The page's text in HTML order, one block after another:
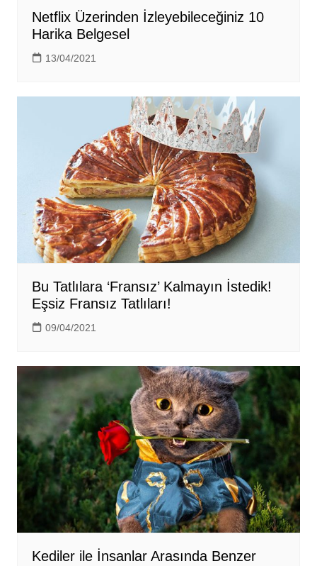
Netflix Üzerinden İzleyebileceğiniz 10
Harika Belgesel
13/04/2021
Bu Tatlılara ‘Fransız’ Kalmayın İstedik!
Eşsiz Fransız Tatlıları!
09/04/2021
Kediler ile İnsanlar Arasında Benzer